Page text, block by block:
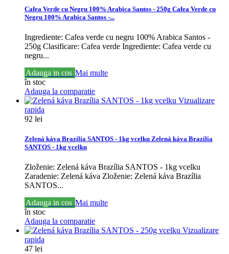
Cafea Verde cu Negru 100% Arabica Santos - 250g Cafea Verde cu
Negru 100% Arabica Santos -...
Ingrediente: Cafea verde cu negru 100% Arabica Santos -
250g Clasificare: Cafea verde Ingrediente: Cafea verde cu
negru...
Adauga in cos Mai multe
în stoc
Adauga la comparatie
Vizualizare
rapida
92 lei
Zelená káva Brazília SANTOS - 1kg vcelku Zelená káva Brazília
SANTOS - 1kg vcelku
Zloženie: Zelená káva Brazília SANTOS - 1kg vcelku
Zaradenie: Zelená káva Zloženie: Zelená káva Brazília
SANTOS...
Adauga in cos Mai multe
în stoc
Adauga la comparatie
Vizualizare
rapida
47 lei